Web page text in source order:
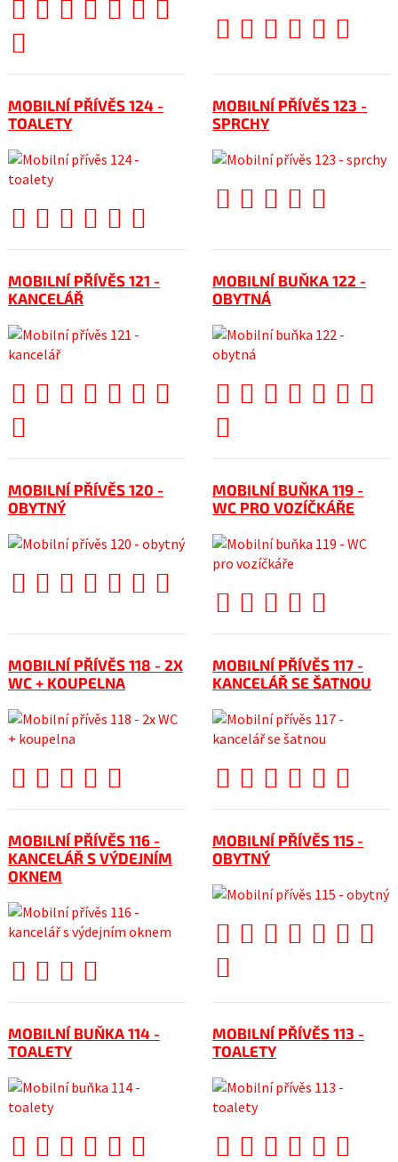
MOBILNÍ PŘÍVĚS 124 -
TOALETY
MOBILNÍ PŘÍVĚS 123 -
SPRCHY
MOBILNÍ PŘÍVĚS 121 -
KANCELÁŘ
MOBILNÍ BUŇKA 122 -
OBYTNÁ
MOBILNÍ PŘÍVĚS 120 -
OBYTNÝ
MOBILNÍ BUŇKA 119 -
WC PRO VOZÍČKÁŘE
MOBILNÍ PŘÍVĚS 118 - 2X
WC + KOUPELNA
MOBILNÍ PŘÍVĚS 117 -
KANCELÁŘ SE ŠATNOU
MOBILNÍ PŘÍVĚS 116 -
KANCELÁŘ S VÝDEJNÍM
OKNEM
MOBILNÍ PŘÍVĚS 115 -
OBYTNÝ
MOBILNÍ BUŇKA 114 -
TOALETY
MOBILNÍ PŘÍVĚS 113 -
TOALETY